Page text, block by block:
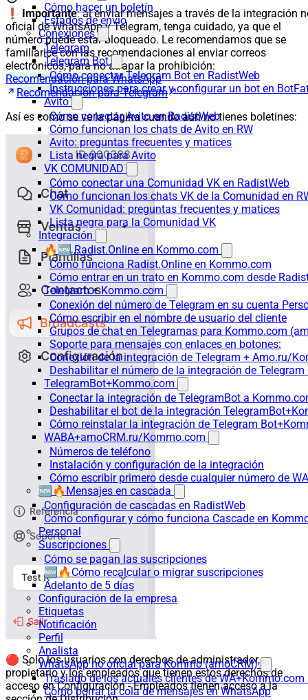
Cómo hacer un boletín
Estados de envío
Conexiones
Telegram
Telegram Bot
Cómo conectar Telegram Bot en RadistWeb
Instrucciones para crear y configurar un bot en
Avito
Cómo conectar Avito en RadistWeb
Cómo funcionan los chats de Avito en RW
Avito: preguntas frecuentes y matices
Lista negra para Avito
VK COMUNIDAD
Cómo conectar una Comunidad VK en RadistWeb
Cómo funcionan los chats VK de la Comunidad en
VK Comunidad: preguntas frecuentes y matices
Lista negra para la Comunidad VK
Integración
🔥🆕 Radist.Online en Kommo.com
Cómo funciona Radist.Online en Kommo.com
Cómo entrar en un trato en Kommo.com desde
Telegram + Kommo.com
Conexión del número de Telegram en su cuenta
Cómo escribir en el nombre de usuario del cliente
Grupos de chat en Telegramas para Kommo.com
Soporte para mensajes con enlaces en botones:
Conexión de la integración de Telegram + Amo.ru/
Deshabilitar el número de la integración de
TelegramBot+Kommo.com
Conectar la integración de TelegramBot a
Deshabilitar el bot de la integración
Cómo reinstalar la integración de Telegram
WABA+amoCRM.ru/Kommo.com
Números de teléfono
Instalación y configuración de la integración
Cómo escribir primero desde cualquier número de
🆕🔥Mensajes en cascada
Configuración de cascadas en RadistWeb
Cómo configurar y cómo funciona Cascade en
Personal
Suscripciones
Cómo se pagan las suscripciones
🆕🔥Cómo recalcular o migrar suscripciones
Adelanto de 5 días
Configuración de la empresa
Etiquetas
Notificación
Perfil
Analista
WhatsApp no oficial para Kommo (amoCRM)
Traslado de los actuales clientes de
Cómo borrar la cola de mensajes en WhatsApp
❗️ Importante: al enviar mensajes a través de la integración
oficial de WhatsApp y Telegram, tenga cuidado, ya que el
número puede estar bloqueado. Le recomendamos que se
familiarice con las recomendaciones al enviar correos
electrónicos, para no atrapar la prohibición:
Recomendación para WhatsApp
Recomendación para Telegram
Así es como se ve la página cuando aún no tienes boletines:
🔴 Solo los usuarios con derechos de administrador,
propietario y los empleados que tienen estos derechos de
acceso en Configuración - Empleados tienen acceso a la